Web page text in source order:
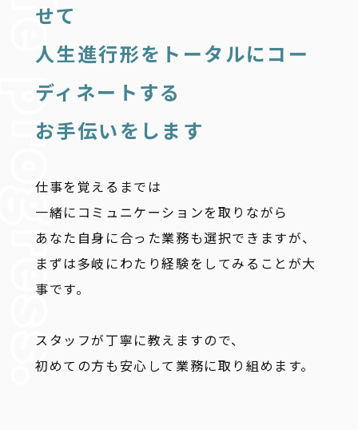
せて
人生進行形をトータルにコー
ディネートする
お手伝いをします
仕事を覚えるまでは
一緒にコミュニケーションを取りながら
あなた自身に合った業務も選択できますが、
まずは多岐にわたり経験をしてみることが大
事です。
スタッフが丁寧に教えますので、
初めての方も安心して業務に取り組めます。